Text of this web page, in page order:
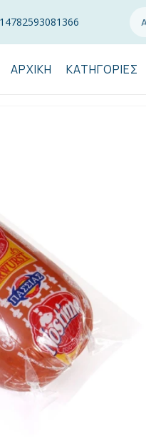
2593081366
ΑΡΧΙΚΉ ΚΑΤΗΓΟΡΊΕΣ